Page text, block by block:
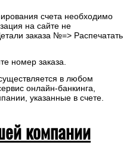
счета необходимо
на сайте не
заказа №=> Распечатать
номер заказа.
в любом
онлайн-банкинга,
указанные в счете.
компании